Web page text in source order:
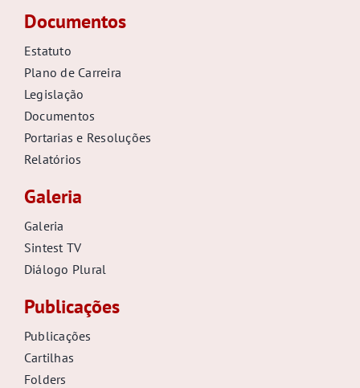
Documentos
Estatuto
Plano de Carreira
Legislação
Documentos
Portarias e Resoluções
Relatórios
Galeria
Galeria
Sintest TV
Diálogo Plural
Publicações
Publicações
Cartilhas
Folders